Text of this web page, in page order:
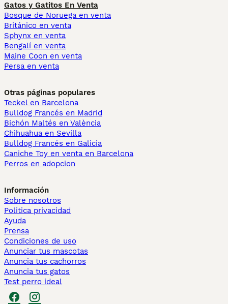
Gatos y Gatitos En Venta
Bosque de Noruega en venta
Británico en venta
Sphynx en venta
Bengalí en venta
Maine Coon en venta
Persa en venta
Otras páginas populares
Teckel en Barcelona
Bulldog Francés en Madrid
Bichón Maltés en València
Chihuahua en Sevilla
Bulldog Francés en Galicia
Caniche Toy en venta en Barcelona
Perros en adopcion
Información
Sobre nosotros
Politica privacidad
Ayuda
Prensa
Condiciones de uso
Anunciar tus mascotas
Anuncia tus cachorros
Anuncia tus gatos
Test perro ideal